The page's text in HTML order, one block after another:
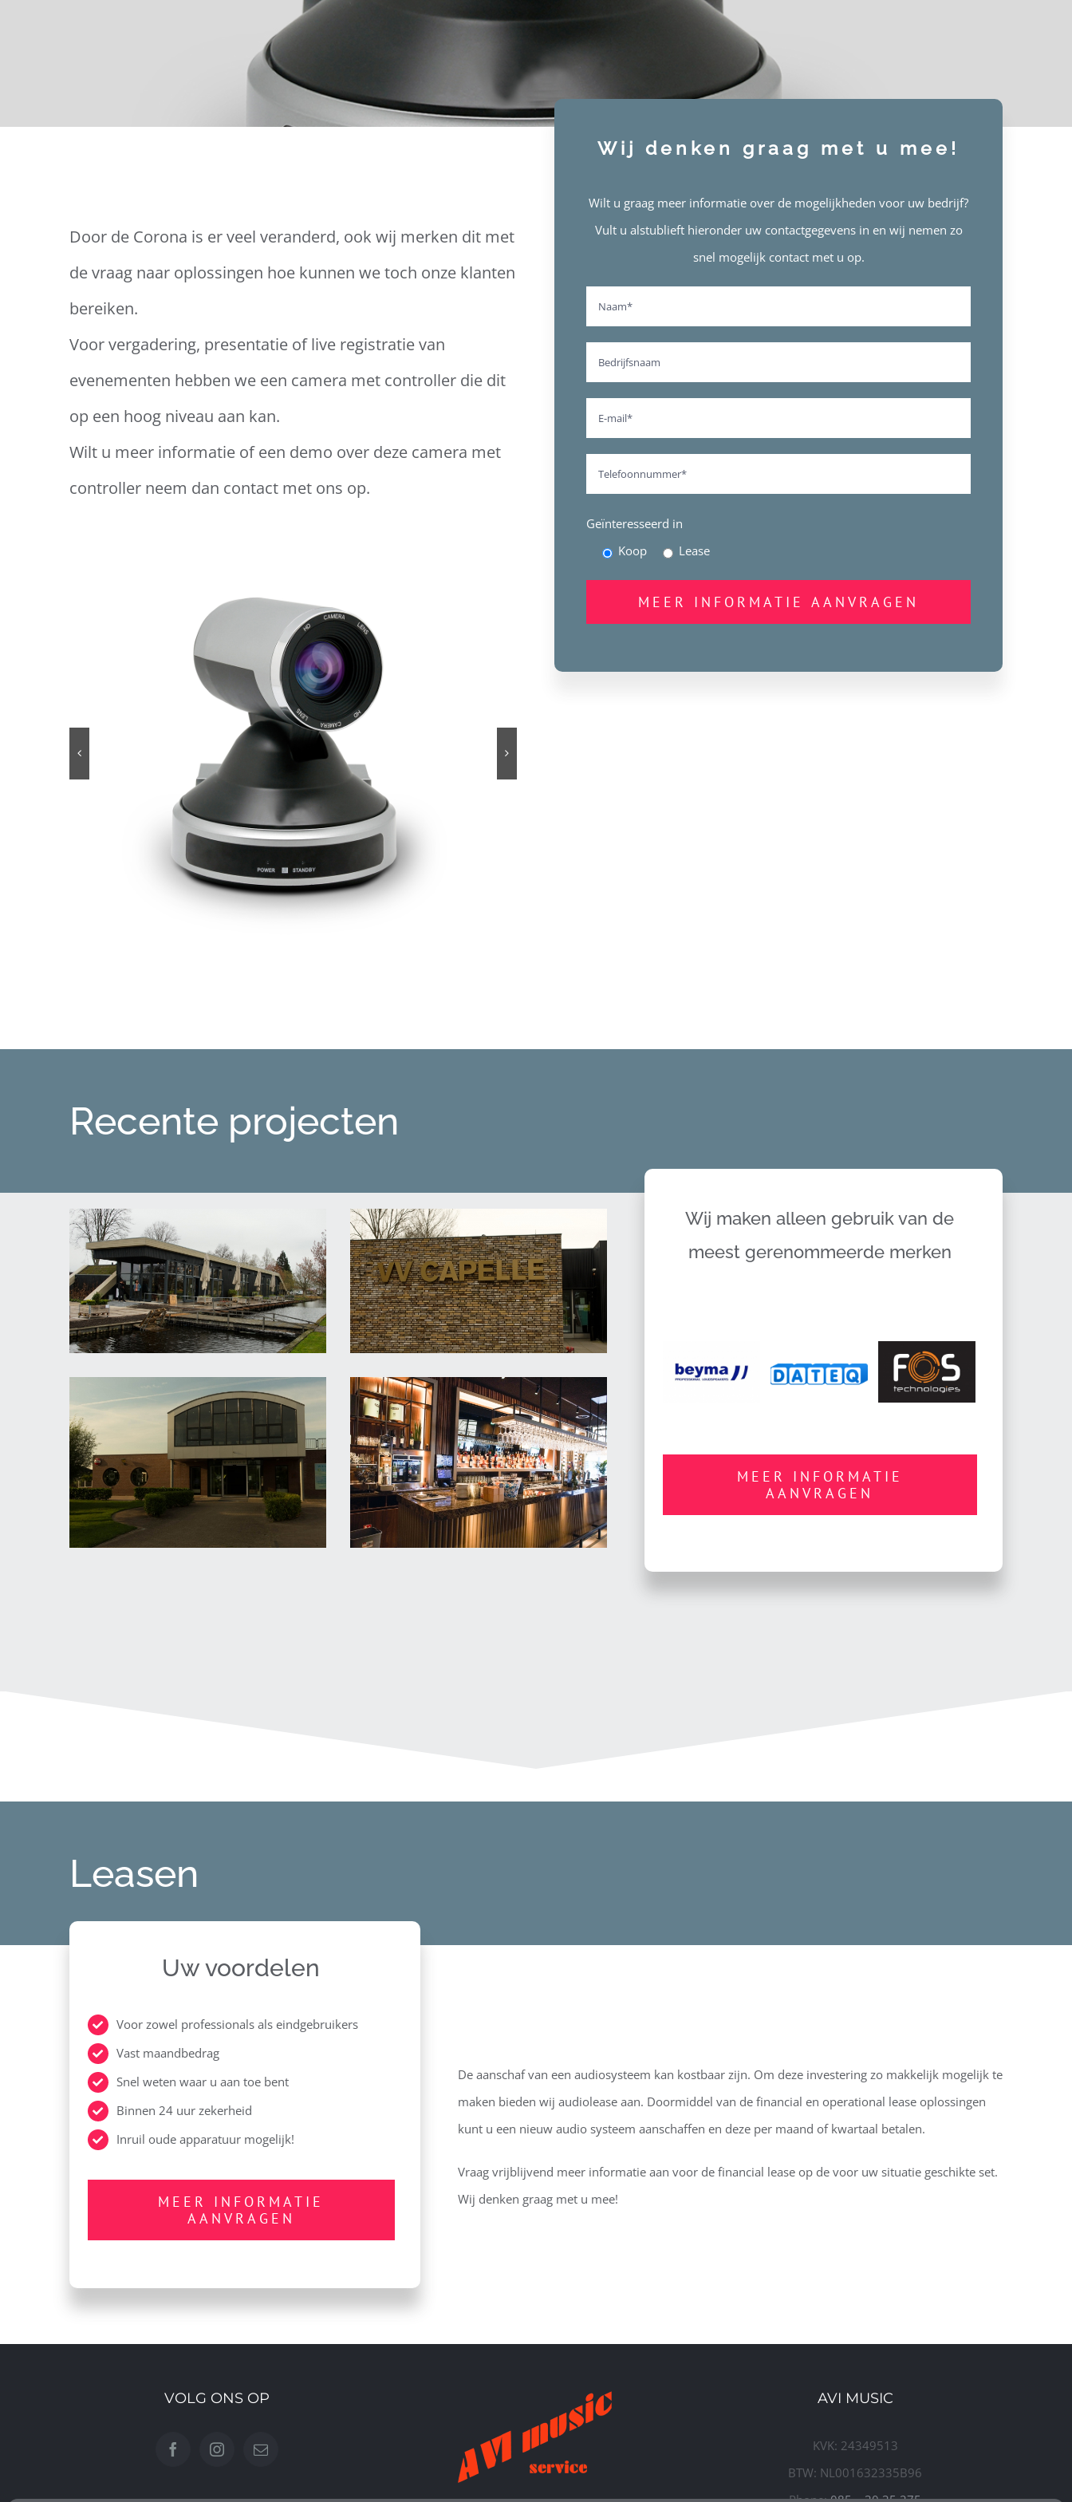
Door de Corona is er veel veranderd, ook wij merken dit met
de vraag naar oplossingen hoe kunnen we toch onze klanten
bereiken.
Voor vergadering, presentatie of live registratie van
evenementen hebben we een camera met controller die dit
op een hoog niveau aan kan.
Wilt u meer informatie of een demo over deze camera met
controller neem dan contact met ons op.
Wij denken graag met u mee!
Wilt u graag meer informatie over de mogelijkheden voor uw bedrijf?
Vult u alstublieft hieronder uw contactgegevens in en wij nemen zo
snel mogelijk contact met u op.
Geïnteresseerd in
Koop
Lease
Recente projecten
BUCK Bar Kitchen VV Capelle
Wij maken alleen gebruik van de
meest gerenommeerde merken
MEER INFORMATIE
AANVRAGEN
Leasen
Uw voordelen
Voor zowel professionals als eindgebruikers
Vast maandbedrag
Snel weten waar u aan toe bent
Binnen 24 uur zekerheid
Inruil oude apparatuur mogelijk!
MEER INFORMATIE
AANVRAGEN
De aanschaf van een audiosysteem kan kostbaar zijn. Om deze investering zo makkelijk mogelijk te
maken bieden wij audiolease aan. Doormiddel van de financial en operational lease oplossingen
kunt u een nieuw audio systeem aanschaffen en deze per maand of kwartaal betalen.
Vraag vrijblijvend meer informatie aan voor de financial lease op de voor uw situatie geschikte set.
Wij denken graag met u mee!
VOLG ONS OP AVI MUSIC
KVK: 24349513
BTW: NL001632335B96